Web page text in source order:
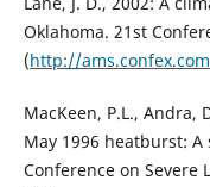
Oklahoma. 21st
(http://
MacKeen, P.L., Andra,
May 1996 heatburst:
Conference on Severe